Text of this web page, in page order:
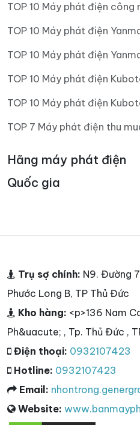
TOP 10 Máy phát điện
TOP 10 Máy phát điện
TOP 10 Máy phát điện
TOP 10 Máy phát điện
TOP 10 Máy phát điện
TOP 7 Máy phát điện thu
Hãng máy phát điện
Quốc gia
Trụ sợ chính: N9. Đường
Phước Long B, TP Thủ Đức
Kho hàng: <p>136 Nam
Ph&uacute; , Tp. Thủ Đức ,
Điện thoại: 0932107423
Hotline: 0932107423
Email:
Website: